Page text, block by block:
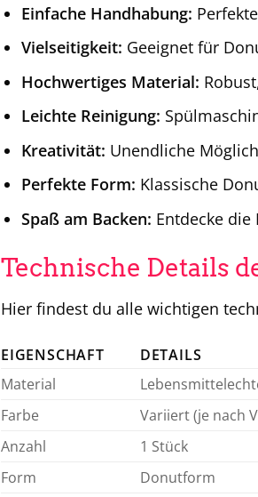
Einfache Handhabung:
Vielseitigkeit: Geeignet für
Hochwertiges Material:
Leichte Reinigung:
Kreativität: Unendliche
Perfekte Form: Klassische
Spaß am Backen: Entdecke
Technische Details
Hier findest du alle wichtigen
EIGENSCHAFT
DETAILS
Material
Farbe
Variiert (je nach
Anzahl
1 Stück
Form
Donutform